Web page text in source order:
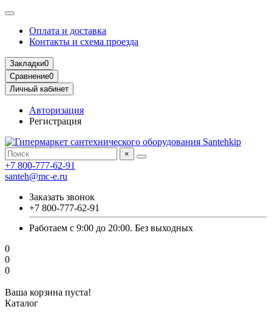
Оплата и доставка
Контакты и схема проезда
Закладки0
Сравнение0
Личный кабинет
Авторизация
Регистрация
×
+7 800-777-62-91
santeh@mc-e.ru
Заказать звонок
+7 800-777-62-91
Работаем с 9:00 до 20:00. Без выходных
0
0
0
Ваша корзина пуста!
Каталог